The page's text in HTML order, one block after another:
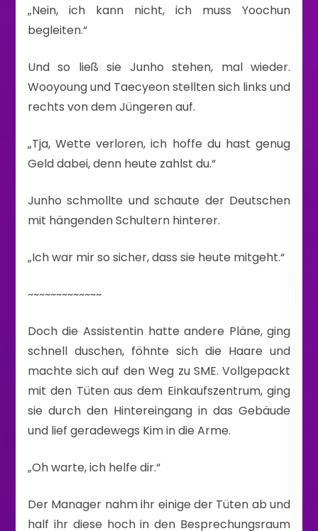
„Nein, ich kann nicht, ich muss Yoochun
begleiten.“
Und so ließ sie Junho stehen, mal wieder.
Wooyoung und Taecyeon stellten sich links und
rechts von dem Jüngeren auf.
„Tja, Wette verloren, ich hoffe du hast genug
Geld dabei, denn heute zahlst du.“
Junho schmollte und schaute der Deutschen
mit hängenden Schultern hinterer.
„Ich war mir so sicher, dass sie heute mitgeht.“
~~~~~~~~~~~~~
Doch die Assistentin hatte andere Pläne, ging
schnell duschen, föhnte sich die Haare und
machte sich auf den Weg zu SME. Vollgepackt
mit den Tüten aus dem Einkaufszentrum, ging
sie durch den Hintereingang in das Gebäude
und lief geradewegs Kim in die Arme.
„Oh warte, ich helfe dir.“
Der Manager nahm ihr einige der Tüten ab und
half ihr diese hoch in den Besprechungsraum